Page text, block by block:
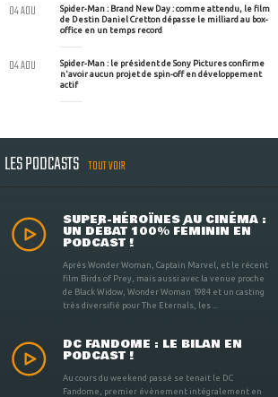
Spider-Man : Brand New Day : comme attendu, le film
de Destin Daniel Cretton dépasse le milliard au box-
office en un temps record
04 AOU
Spider-Man : le président de Sony Pictures confirme
n'avoir aucun projet de spin-off en développement
actif
04 AOU
LES PODCASTS TOUT VOIR
SUPER-HÉROÏNES AU CINÉMA :
UN DÉBAT 100% FÉMININ EN
PODCAST !
Après Wonder Woman, Captain Marvel, et le récent
film Birds of Prey, mais aussi avec la venue proche
de Black Widow, Wonder Woman 1984 et un casting
très diversifié pour The Eternals, les ...
DC FANDOME : LE BILAN EN
PODCAST !
Au cours du weekend passé se tenait le DC
Fandome, premier évènement intégralement en